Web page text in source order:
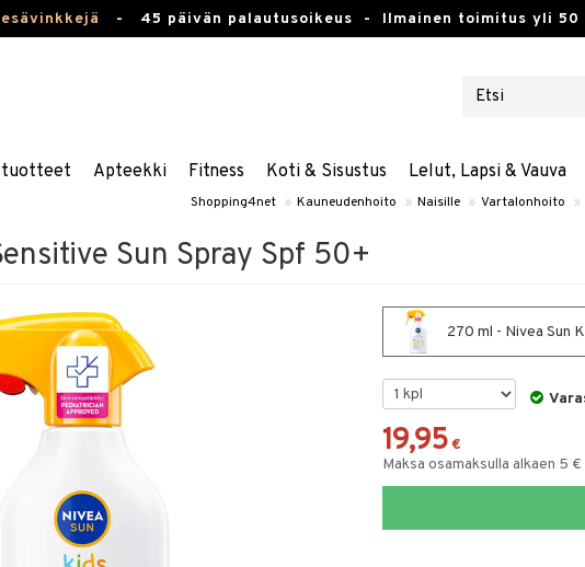
- 45 päivän palautusoikeus - Ilmainen toimitus yli 50
Apteekki Fitness Koti & Sisustus Lelut, Lapsi & Vauva
Shopping4net » Kauneudenhoito » Naisille » Vartalonhoito »
Sun Spray Spf 50+
270 ml - Nivea Sun
19,95 €
Maksa osamaksulla alkaen 5